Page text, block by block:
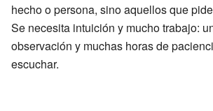
hecho o persona, sino aquellos que
Se necesita intuición y mucho trabajo:
observación y muchas horas de
escuchar.